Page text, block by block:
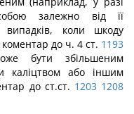
залежно від її
випадків, коли шкоду
до ч. 4 ст. 1193
бути збільшеним
каліцтвом або іншим
до ст.ст. 1203 1208